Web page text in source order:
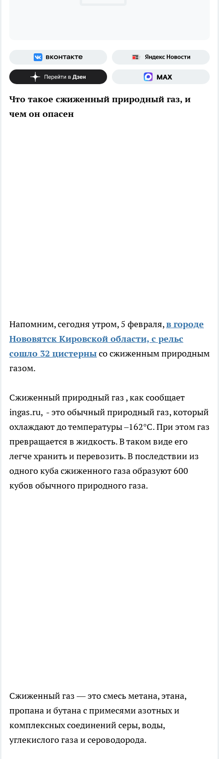
Что такое сжиженный природный газ, и
чем он опасен
Напомним, сегодня утром, 5 февраля,в городе
Нововятск Кировской области, с рельс
сошло 32 цистернысо сжиженным природным
газом.
Сжиженный природный газ , как сообщает
ingas.ru, - это обычный природный газ, который
охлаждают до температуры –162°С. При этом газ
превращается в жидкость. В таком виде его
легче хранить и перевозить. В последствии из
одного куба сжиженного газа образуют 600
кубов обычного природного газа.
Сжиженный газ — это смесь метана, этана,
пропана и бутана с примесями азотных и
комплексных соединений серы, воды,
углекислого газа и сероводорода.